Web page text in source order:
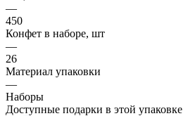
—
450
Конфет в наборе, шт
—
26
Материал упаковки
—
Наборы
Доступные подарки в этой упаковке